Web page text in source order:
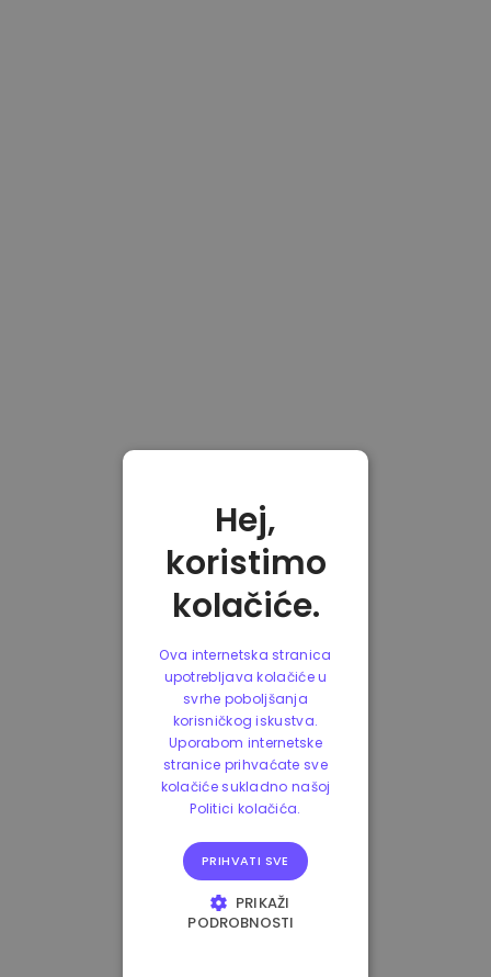
Hej,
koristimo
kolačiće.
Ova internetska stranica
upotrebljava kolačiće u
svrhe poboljšanja
korisničkog iskustva.
Uporabom internetske
stranice prihvaćate sve
kolačiće sukladno našoj
Politici kolačića.
PRIHVATI SVE
PRIKAŽI
PODROBNOSTI